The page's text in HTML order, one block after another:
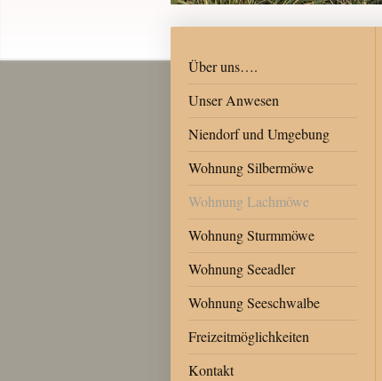
Über uns….
Unser Anwesen
Niendorf und Umgebung
Wohnung Silbermöwe
Wohnung Lachmöwe
Wohnung Sturmmöwe
Wohnung Seeadler
Wohnung Seeschwalbe
Freizeitmöglichkeiten
Kontakt